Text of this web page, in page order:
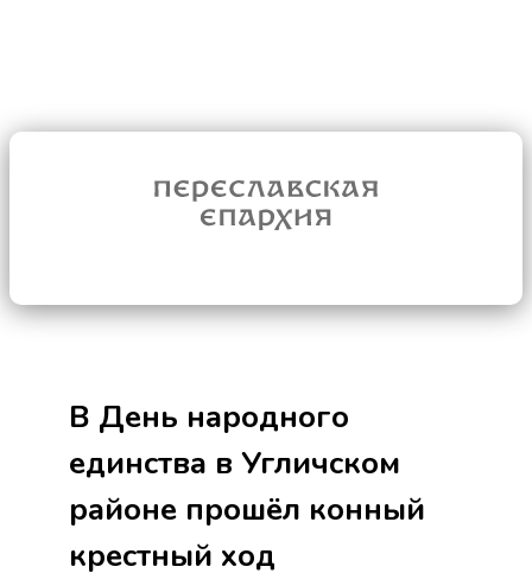
В День народного
единства в Угличском
районе прошёл конный
крестный ход